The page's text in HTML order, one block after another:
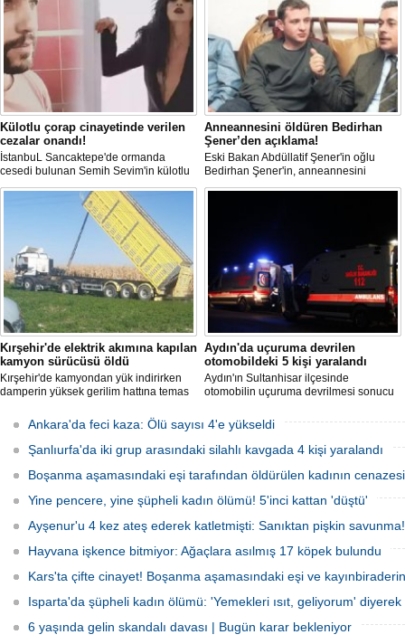
Külotlu çorap cinayetinde verilen
cezalar onandı!
İstanbuL Sancaktepe'de ormanda
cesedi bulunan Semih Sevim'in külotlu
çorapla boğularak öldürüldüğü
iddiasına ilişkin sanık Seçil Çiftçi'ye
verilen 'ağırlaştırılmış müebbet' ve
babası hakkındaki 'müebbet' kararı,
istinaf mahkemesi onadı.
Anneannesini öldüren Bedirhan
Şener’den açıklama!
Eski Bakan Abdüllatif Şener'in oğlu
Bedirhan Şener'in, anneannesini
öldürmesine ilişkin davada karar
çekerken, Şener'e verilen ceza belli
Kırşehir'de elektrik akımına kapılan
kamyon sürücüsü öldü
Kırşehir'de kamyondan yük indirirken
damperin yüksek gerilim hattına temas
sürücü hayatını kaybetti.
Aydın'da uçuruma devrilen
otomobildeki 5 kişi yaralandı
Aydın'ın Sultanhisar ilçesinde
otomobilin uçuruma devrilmesi sonucu
Ankara'da feci kaza: Ölü sayısı 4'e yükseldi
Şanlıurfa'da iki grup arasındaki silahlı kavgada 4 kişi yaralandı
Boşanma aşamasındaki eşi tarafından öldürülen kadının
Yine pencere, yine şüpheli kadın ölümü! 5'inci kattan 'düştü'
Ayşenur'u 4 kez ateş ederek katletmişti: Sanıktan pişkin savunma!
Hayvana işkence bitmiyor: Ağaçlara asılmış 17 köpek bulundu
Kars'ta çifte cinayet! Boşanma aşamasındaki eşi ve
Isparta'da şüpheli kadın ölümü: 'Yemekleri ısıt, geliyorum' diyerek
6 yaşında gelin skandalı davası | Bugün karar bekleniyor